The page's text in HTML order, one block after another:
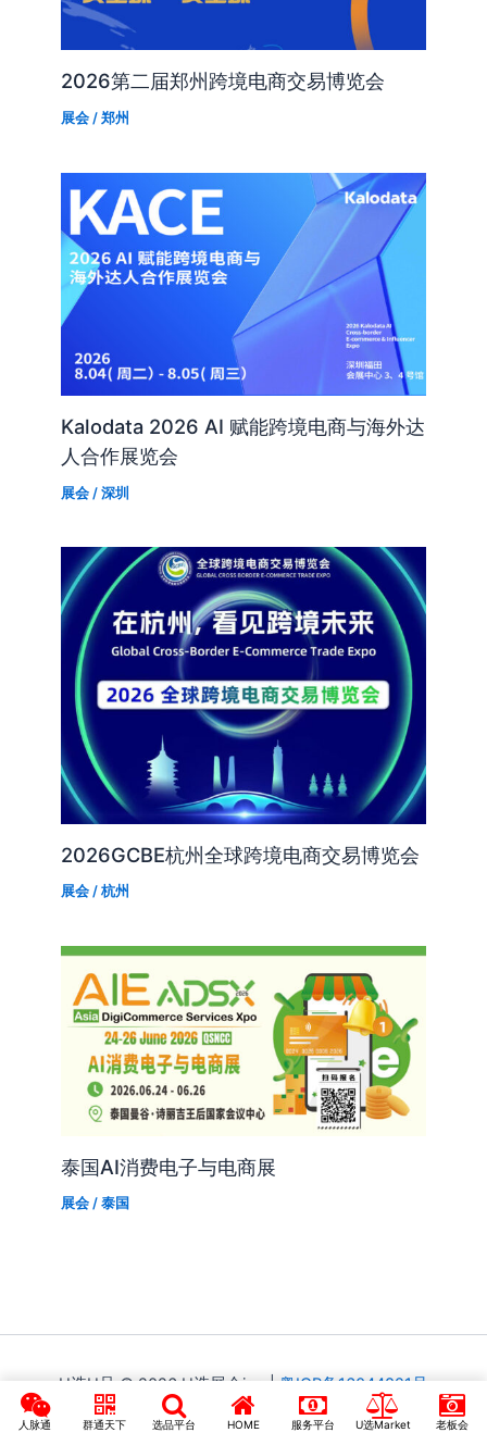
2026第二届郑州跨境电商交易博览会
展会 /郑州
Kalodata 2026 AI 赋能跨境电商与海外达
人合作展览会
展会 /深圳
2026GCBE杭州全球跨境电商交易博览会
展会 /杭州
泰国AI消费电子与电商展
展会 /泰国
U选U品 © 2026 U选展会ing | 粤ICP备16044821号
人脉通 群通天下 选品平台 HOME 服务平台 U选Market 老板会